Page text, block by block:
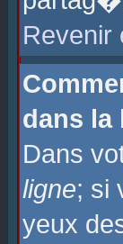
Revenir
dans la
Dans
ligne; si
yeux